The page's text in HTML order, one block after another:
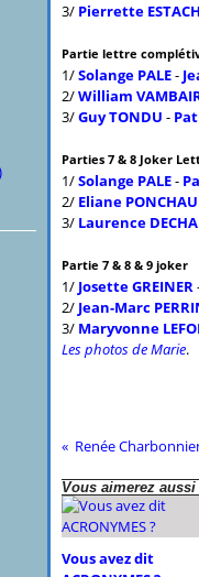
3/ Pierrette
Partie lettre
1/Solange PALE-
2/William
3/Guy TONDU -
Parties 7 & 8 Joker
1/Solange PALE-
2/ Eliane
3/ Laurence
Partie 7 & 8 & 9 joker
1/ Josette GREINER
2/ Jean-Marc
3/ Maryvonne
Les photos de Marie.
Renée
Vous aimerez aussi
Vous avez dit